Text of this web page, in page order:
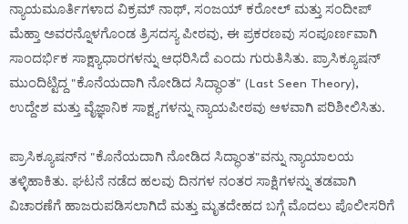
ನ್ಯಾಯಮೂರ್ತಿಗಳಾದ ವಿಕ್ರಮ್ ನಾಥ್, ಸಂಜಯ್ ಕರೋಲ್ ಮತ್ತು ಸಂದೀಪ್
ಮೆಹ್ತಾ ಅವರನ್ನೊಳಗೊಂಡ ತ್ರಿಸದಸ್ಯ ಪೀಠವು, ಈ ಪ್ರಕರಣವು ಸಂಪೂರ್ಣವಾಗಿ
ಸಾಂದರ್ಭಿಕ ಸಾಕ್ಷ್ಯಾಧಾರಗಳನ್ನು ಆಧರಿಸಿದೆ ಎಂದು ಗುರುತಿಸಿತು. ಪ್ರಾಸಿಕ್ಯೂಷನ್
ಮುಂದಿಟ್ಟಿದ್ದ "ಕೊನೆಯದಾಗಿ ನೋಡಿದ ಸಿದ್ಧಾಂತ" (Last Seen Theory),
ಉದ್ದೇಶ ಮತ್ತು ವೈಜ್ಞಾನಿಕ ಸಾಕ್ಷ್ಯಗಳನ್ನು ನ್ಯಾಯಪೀಠವು ಆಳವಾಗಿ ಪರಿಶೀಲಿಸಿತು.
ಪ್ರಾಸಿಕ್ಯೂಷನ್‌ನ "ಕೊನೆಯದಾಗಿ ನೋಡಿದ ಸಿದ್ಧಾಂತ"ವನ್ನು ನ್ಯಾಯಾಲಯ
ತಳ್ಳಿಹಾಕಿತು. ಘಟನೆ ನಡೆದ ಹಲವು ದಿನಗಳ ನಂತರ ಸಾಕ್ಷಿಗಳನ್ನು ತಡವಾಗಿ
ವಿಚಾರಣೆಗೆ ಹಾಜರುಪಡಿಸಲಾಗಿದೆ ಮತ್ತು ಮೃತದೇಹದ ಬಗ್ಗೆ ಮೊದಲು ಪೊಲೀಸರಿಗೆ